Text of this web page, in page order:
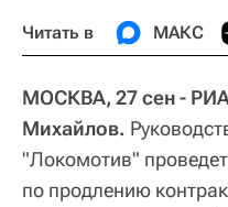
Читать в МАКС
МОСКВА, 27 сен -
Михайлов.
"Локомотив"
по продлению